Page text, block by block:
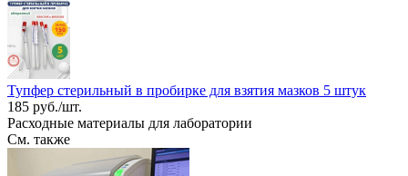
Тупфер стерильный в пробирке для взятия мазков 5 штук
185 руб./шт.
Расходные материалы для лаборатории
См. также